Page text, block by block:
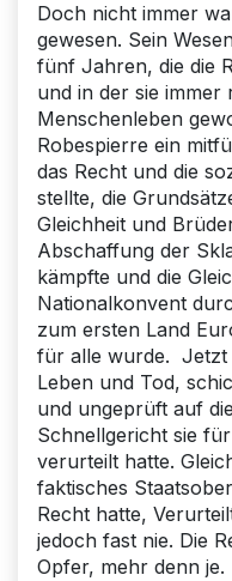
Doch nicht immer
gewesen. Sein
fünf Jahren, die die
und in der sie
Menschenleben
Robespierre ein
das Recht und die
stellte, die
Gleichheit und
Abschaffung der
kämpfte und die
Nationalkonvent
zum ersten Land
für alle wurde.
Leben und Tod,
und ungeprüft auf
Schnellgericht sie
verurteilt hatte.
faktisches
Recht hatte,
jedoch fast nie. Die
Opfer, mehr denn je.